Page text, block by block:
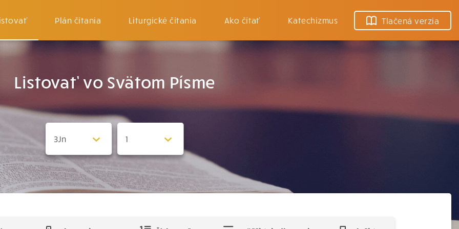
Plán čítania Liturgické čítania Ako čítať Katechizmus Tlačená verzia
Listovať vo Svätom Písme